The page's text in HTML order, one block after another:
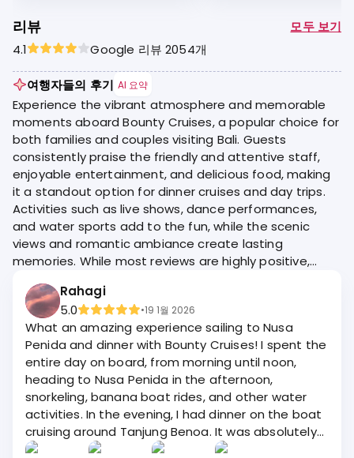
리뷰
모두 보기
4.1
Google 리뷰 2054개
여행자들의 후기 AI 요약
Experience the vibrant atmosphere and memorable
moments aboard Bounty Cruises, a popular choice for
both families and couples visiting Bali. Guests
consistently praise the friendly and attentive staff,
enjoyable entertainment, and delicious food, making
it a standout option for dinner cruises and day trips.
Activities such as live shows, dance performances,
and water sports add to the fun, while the scenic
views and romantic ambiance create lasting
memories. While most reviews are highly positive,
particularly regarding food variety for vegetarians and
boat condition.
Rahagi
5.0
•19 1월 2026
What an amazing experience sailing to Nusa
Penida and dinner with Bounty Cruises! I spent the
entire day on board, from morning until noon,
heading to Nusa Penida in the afternoon,
snorkeling, banana boat rides, and other water
activities. In the evening, I had dinner on the boat
cruising around Tanjung Benoa. It was absolutely
beautiful, especially with the stunning sunset!